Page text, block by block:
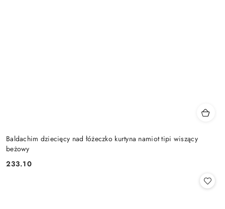
Baldachim dziecięcy nad łóżeczko kurtyna namiot tipi wiszący
beżowy
Cena:
233.10